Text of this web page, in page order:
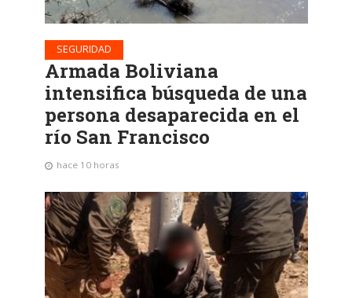
SEGURIDAD
Armada Boliviana
intensifica búsqueda de una
persona desaparecida en el
río San Francisco
hace 10 horas